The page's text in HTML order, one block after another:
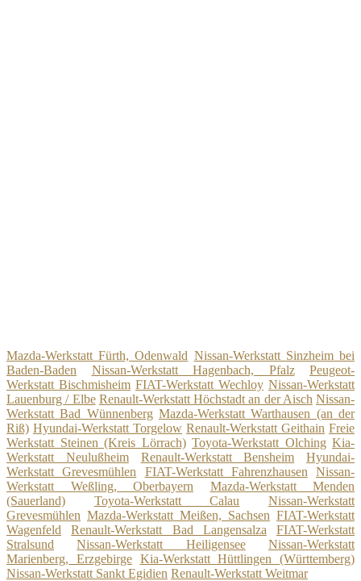
Mazda-Werkstatt Fürth, Odenwald Nissan-Werkstatt Sinzheim bei
Baden-Baden
Nissan-Werkstatt Hagenbach, Pfalz
Peugeot-
Werkstatt Bischmisheim FIAT-Werkstatt Wechloy Nissan-Werkstatt
Lauenburg / Elbe Renault-Werkstatt Höchstadt an der Aisch Nissan-
Werkstatt Bad Wünnenberg Mazda-Werkstatt Warthausen (an der
Riß) Hyundai-Werkstatt Torgelow Renault-Werkstatt Geithain Freie
Werkstatt Steinen (Kreis Lörrach) Toyota-Werkstatt Olching Kia-
Werkstatt Neulußheim
Renault-Werkstatt Bensheim
Hyundai-
Werkstatt Grevesmühlen
FIAT-Werkstatt Fahrenzhausen
Nissan-
Werkstatt Weßling, Oberbayern
Mazda-Werkstatt Menden
(Sauerland)
Toyota-Werkstatt Calau
Nissan-Werkstatt
Grevesmühlen Mazda-Werkstatt Meißen, Sachsen FIAT-Werkstatt
Wagenfeld
Renault-Werkstatt Bad Langensalza
FIAT-Werkstatt
Stralsund
Nissan-Werkstatt Heiligensee
Nissan-Werkstatt
Marienberg, Erzgebirge
Kia-Werkstatt Hüttlingen (Württemberg)
Nissan-Werkstatt Sankt Egidien Renault-Werkstatt Weitmar